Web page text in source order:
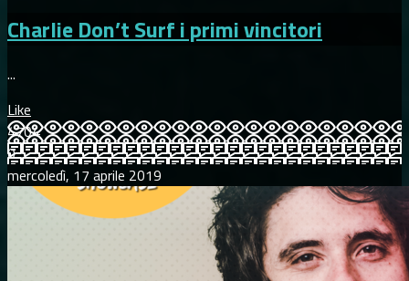
Charlie Don’t Surf i primi vincitori
...
Like
4704
0
mercoledì, 17 aprile 2019